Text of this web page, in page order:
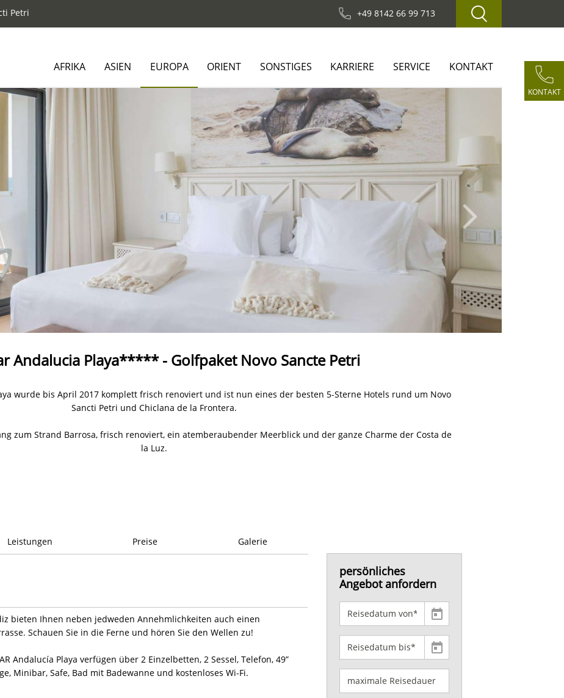
Petri +49 8142 66 99 713
KONTAKT
AFRIKA ASIEN EUROPA ORIENT SONSTIGES KARRIERE SERVICE KONTAKT
Andalucia Playa***** - Golfpaket Novo Sancte Petri
wurde bis April 2017 komplett frisch renoviert und ist nun eines der besten 5-Sterne Hotels rund um Novo
Sancti Petri und Chiclana de la Frontera.
zum Strand Barrosa, frisch renoviert, ein atemberaubender Meerblick und der ganze Charme der Costa de
la Luz.
Leistungen Preise Galerie
bieten Ihnen neben jedweden Annehmlichkeiten auch einen
Schauen Sie in die Ferne und hören Sie den Wellen zu!
Andalucía Playa verfügen über 2 Einzelbetten, 2 Sessel, Telefon, 49”
Minibar, Safe, Bad mit Badewanne und kostenloses Wi-Fi.
persönliches
Angebot anfordern